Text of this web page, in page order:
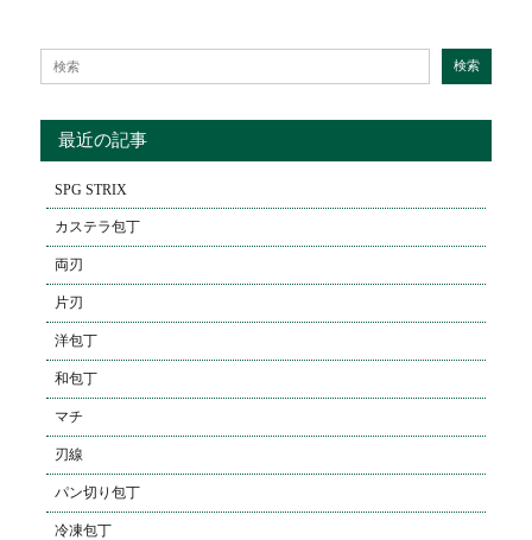
Search for:
検索
最近の記事
SPG STRIX
カステラ包丁
両刃
片刃
洋包丁
和包丁
マチ
刃線
パン切り包丁
冷凍包丁